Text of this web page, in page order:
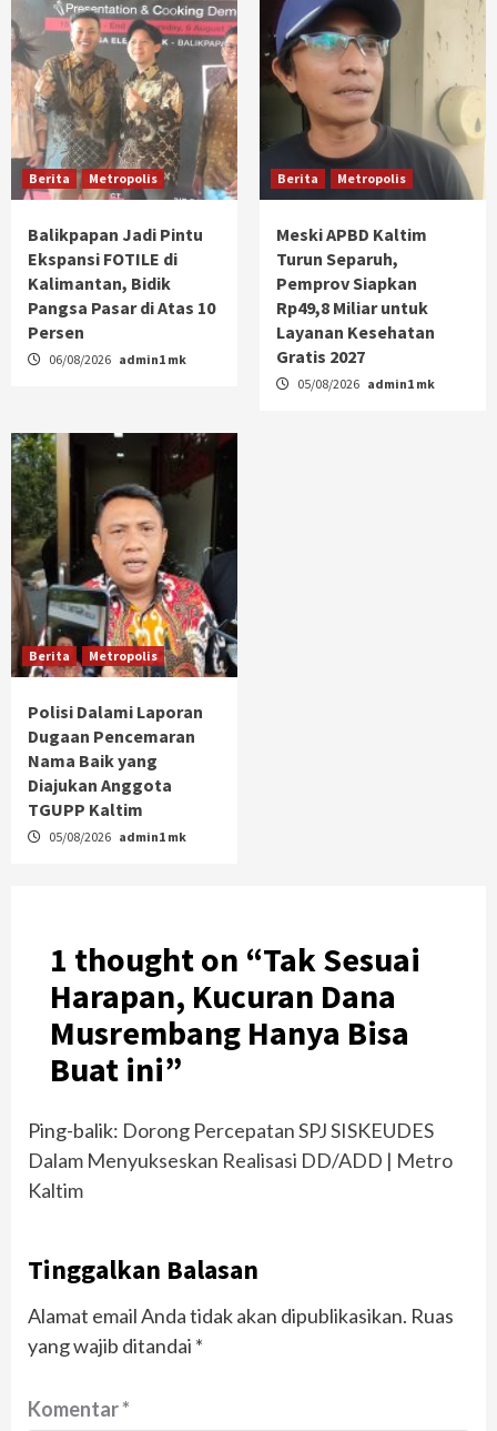
Berita Metropolis
Balikpapan Jadi Pintu
Ekspansi FOTILE di
Kalimantan, Bidik
Pangsa Pasar di Atas 10
Persen
06/08/2026 admin1 mk
Berita Metropolis
Meski APBD Kaltim
Turun Separuh,
Pemprov Siapkan
Rp49,8 Miliar untuk
Layanan Kesehatan
Gratis 2027
05/08/2026 admin1 mk
Berita Metropolis
Polisi Dalami Laporan
Dugaan Pencemaran
Nama Baik yang
Diajukan Anggota
TGUPP Kaltim
05/08/2026 admin1 mk
1 thought on “Tak Sesuai
Harapan, Kucuran Dana
Musrembang Hanya Bisa
Buat ini”
Ping-balik: Dorong Percepatan SPJ SISKEUDES
Dalam Menyukseskan Realisasi DD/ADD | Metro
Kaltim
Tinggalkan Balasan
Alamat email Anda tidak akan dipublikasikan. Ruas
yang wajib ditandai *
Komentar*